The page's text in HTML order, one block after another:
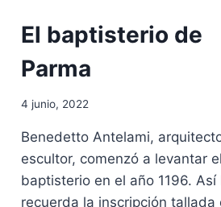
FORMACIÓN
El baptisterio de
Parma
Por
4 junio, 2022
Benedetto Antelami,
escultor, comenzó a levantar el
baptisterio en el año 1196. Así
recuerda la inscripción tallada